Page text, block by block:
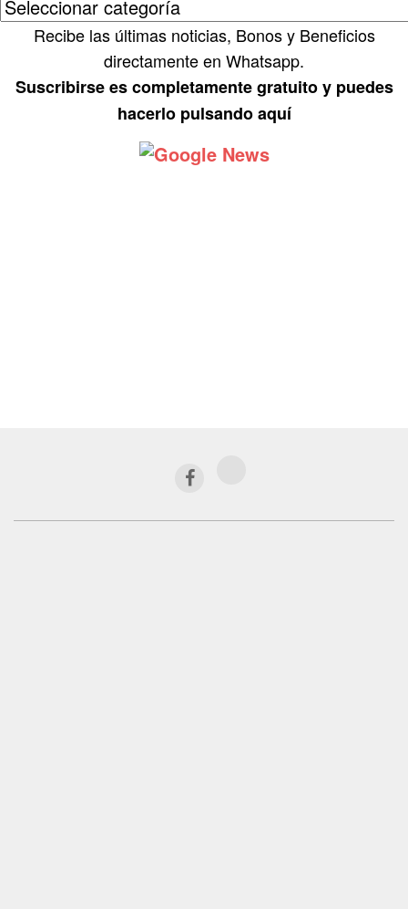
Recibe las últimas noticias, Bonos y Beneficios
directamente en Whatsapp.
Suscribirse es completamente gratuito y puedes
hacerlo pulsando aquí